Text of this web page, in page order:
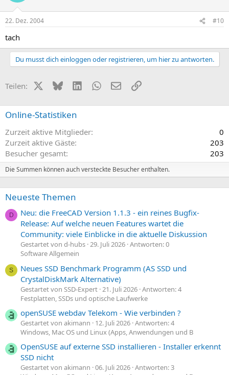
22. Dez. 2004 #10
tach
Du musst dich einloggen oder registrieren, um hier zu antworten.
Teilen: X (Twitter)
BlueskyLinkedInWhatsApp
E-MailLink
Online-Statistiken
Zurzeit aktive Mitglieder
0
Zurzeit aktive Gäste
203
Besucher gesamt
203
Die Summen können auch versteckte Besucher enthalten.
Neueste Themen
D
Neu: die FreeCAD Version 1.1.3 - ein reines Bugfix-
Release: Auf welche neuen Features wartet die
Community: viele Einblicke in die aktuelle Diskussion
Gestartet von d-hubs 29. Juli 2026 Antworten: 0
Software Allgemein
S
Neues SSD Benchmark Programm (AS SSD und
CrystalDiskMark Alternative)
Gestartet von SSD-Expert 21. Juli 2026 Antworten: 4
Festplatten, SSDs und optische Laufwerke
openSUSE webdav Telekom - Wie verbinden ?
Gestartet von akimann 12. Juli 2026 Antworten: 4
Windows, Mac OS und Linux (Apps, Anwendungen und B
OpenSUSE auf externe SSD installieren - Installer erkennt
SSD nicht
Gestartet von akimann 06. Juli 2026 Antworten: 3